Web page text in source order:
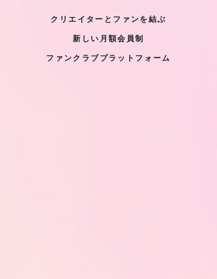
クリエイターとファンを結ぶ
新しい月額会員制
ファンクラブプラットフォーム